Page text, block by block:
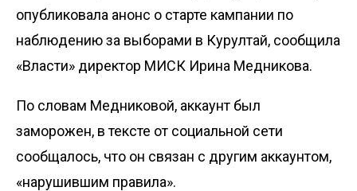
опубликовала анонс о старте кампании по
наблюдению за выборами в Курултай, сообщила
«Власти» директор МИСК Ирина Медникова.
По словам Медниковой, аккаунт был
заморожен, в тексте от социальной сети
сообщалось, что он связан с другим аккаунтом,
«нарушившим правила».